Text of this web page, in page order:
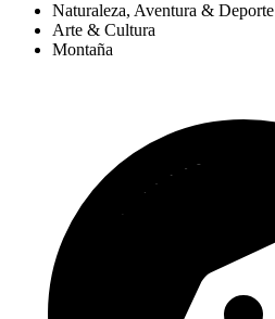
Naturaleza, Aventura & Deporte
Arte & Cultura
Montaña